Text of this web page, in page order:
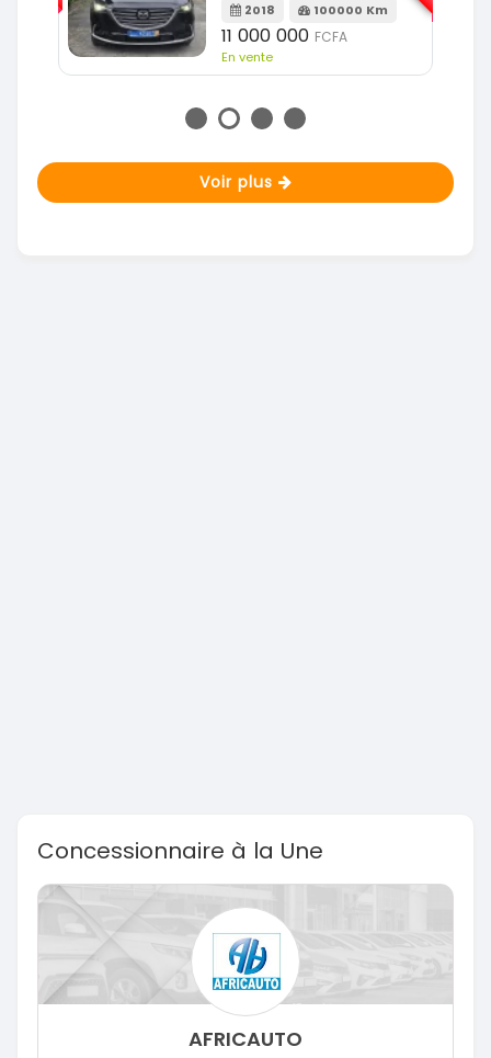
18 500 000FCFA
En vente
Voir plus
Concessionnaire à la Une
AFRICAUTO